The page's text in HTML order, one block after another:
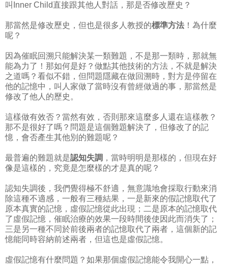
叫Inner Child直接跟其他人對話，那是否修改歷史？
那當然是修改歷史，但也是很多人教授的標準方法 ！為什麼
呢？
因為催眠回溯只能解決某一類難題，不是那一類時，那就無
能為力了！那如何是好？做點其他技術的方法，不就是解決
之道嗎？看似不錯，但問題隱藏在做回溯時，對方是停留在
他的記憶中，叫人家做了當時沒有曾經做過的事，那當然是
修改了他人的歷史。
這樣做有效否？當然有效，否則那來這麼多人還在這樣教？
那不是很好了嗎？問題是這個難題解決了，但修改了的記
憶，會否產生其他別的難題呢？
最普遍的難題就是認知失調 ，當時明明是那樣的，但現在好
像是這樣的，究竟是怎麼樣的才是真的呢？
認知失調後，我們覺得極不舒適，無意識地會採取行動來消
除這種不適感，一般有三種結果，一是新來的假記憶取代了
原本真實的記憶，虛假記憶從此出現；二是原本的記憶取代
了虛假記憶，催眠治療的效果一段時間後使因此而消失了；
三是另一種不同於前後兩者的記憶取代了兩者，這個新的記
憶能同時容納前述兩者，但這也是虛假記憶。
虛假記憶有什麼問題？如果那個虛假記憶能令我開心一點，